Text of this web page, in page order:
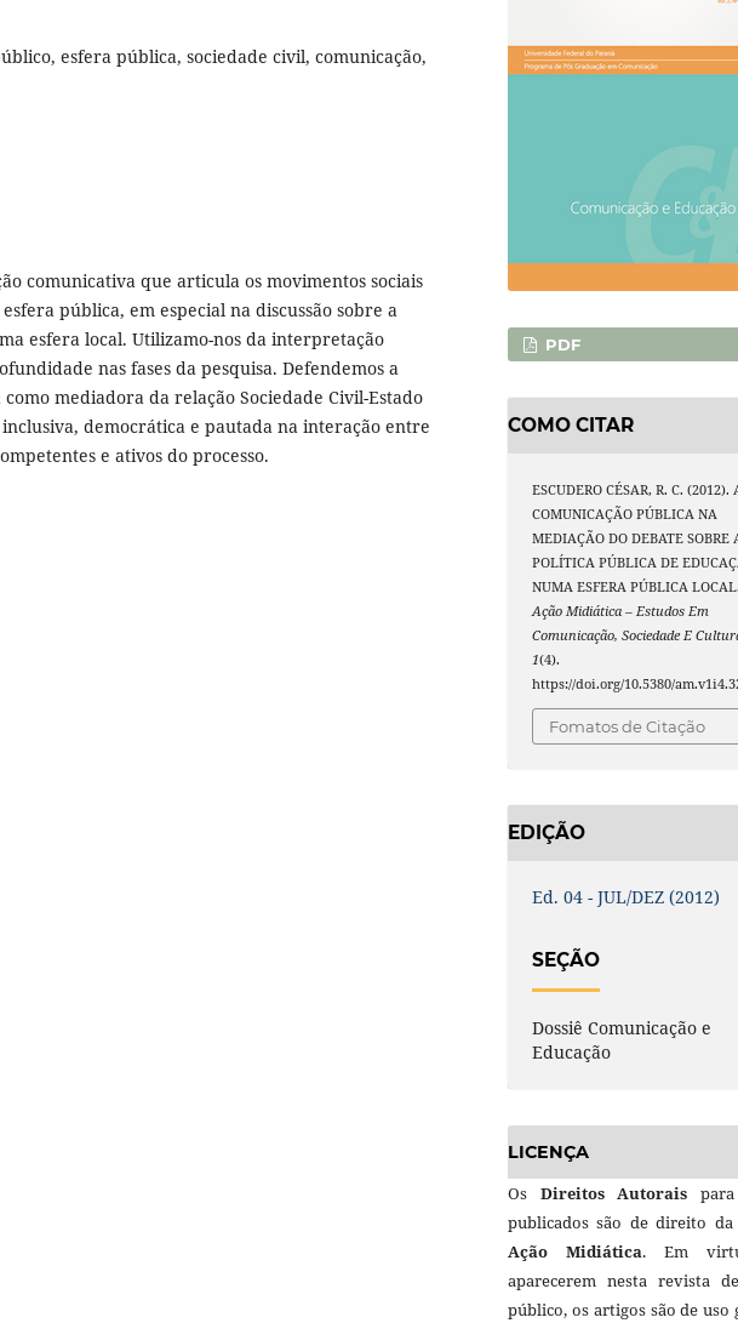
esfera pública, sociedade civil, comunicação,
comunicativa que articula os movimentos sociais
pública, em especial na discussão sobre a
esfera local. Utilizamo-nos da interpretação
nas fases da pesquisa. Defendemos a
mediadora da relação Sociedade Civil-Estado
democrática e pautada na interação entre
e ativos do processo.
PDF
COMO CITAR
ESCUDERO CÉSAR, R. C. (2012).
COMUNICAÇÃO PÚBLICA NA
MEDIAÇÃO DO DEBATE SOBRE
POLÍTICA PÚBLICA DE
NUMA ESFERA PÚBLICA LOCAL.
Ação Midiática – Estudos Em
Comunicação, Sociedade E
1(4).
https://doi.org/10.5380/
Fomatos de Citação
EDIÇÃO
Ed. 04 - JUL/DEZ (2012)
SEÇÃO
Dossiê Comunicação e
Educação
LICENÇA
Os Direitos Autorais
publicados são de direito
Ação Midiática. Em
aparecerem nesta revista
público, os artigos são de uso